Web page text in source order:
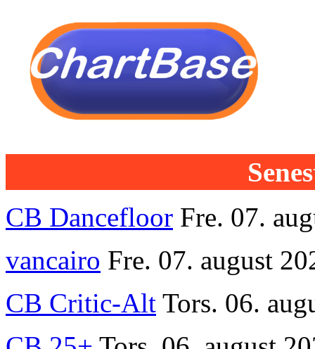
CB Dancefloor Fre. 07.
vancairo Fre. 07. august
CB Critic-Alt Tors. 06.